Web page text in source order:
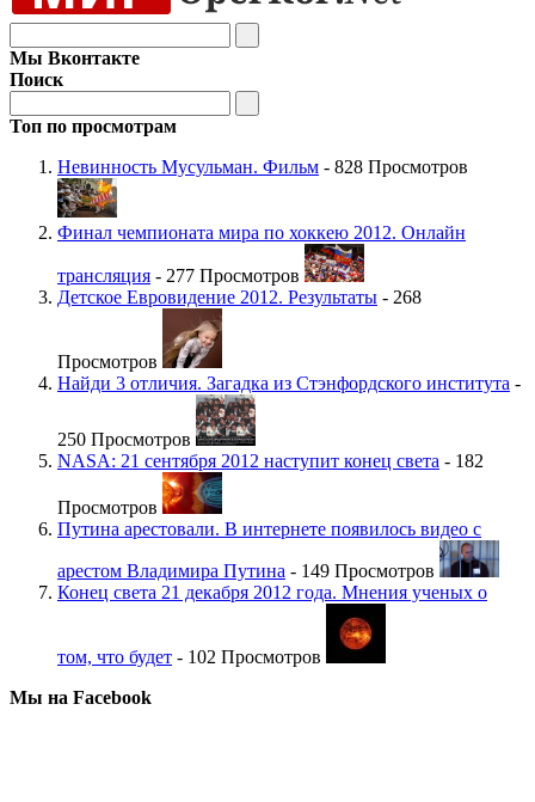
Мы Вконтакте
Поиск
Топ по просмотрам
Невинность Мусульман. Фильм - 828 Просмотров
Финал чемпионата мира по хоккею 2012. Онлайн
трансляция - 277 Просмотров
Детское Евровидение 2012. Результаты - 268
Просмотров
Найди 3 отличия. Загадка из Стэнфордского института -
250 Просмотров
NASA: 21 сентября 2012 наступит конец света - 182
Просмотров
Путина арестовали. В интернете появилось видео с
арестом Владимира Путина - 149 Просмотров
Конец света 21 декабря 2012 года. Мнения ученых о
том, что будет - 102 Просмотров
Мы на Facebook